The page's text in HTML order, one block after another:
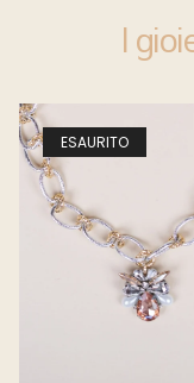
I
ESAURITO